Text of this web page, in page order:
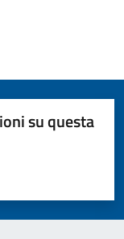
su questa